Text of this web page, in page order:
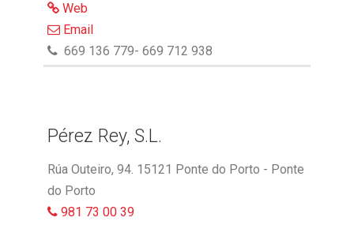
Web
Email
669 136 779- 669 712 938
Pérez Rey, S.L.
Rúa Outeiro, 94. 15121 Ponte do Porto - Ponte
do Porto
981 73 00 39